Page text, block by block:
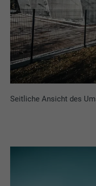
Seitliche Ansicht des